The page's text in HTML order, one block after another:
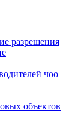
разрешения
чоо
объектов